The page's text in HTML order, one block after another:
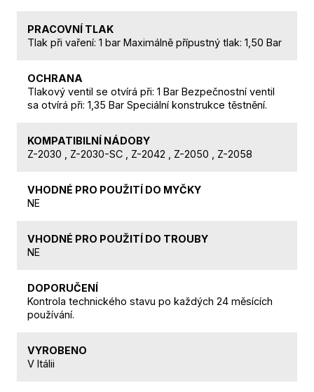
PRACOVNÍ TLAK
Tlak při vaření: 1 bar Maximálně přípustný tlak: 1,50 Bar
OCHRANA
Tlakový ventil se otvírá při: 1 Bar Bezpečnostní ventil
sa otvírá při: 1,35 Bar Speciální konstrukce těstnění.
KOMPATIBILNÍ NÁDOBY
Z-2030 , Z-2030-SC , Z-2042 , Z-2050 , Z-2058
VHODNÉ PRO POUŽITÍ DO MYČKY
NE
VHODNÉ PRO POUŽITÍ DO TROUBY
NE
DOPORUČENÍ
Kontrola technického stavu po každých 24 měsících
používání.
VYROBENO
V Itálii